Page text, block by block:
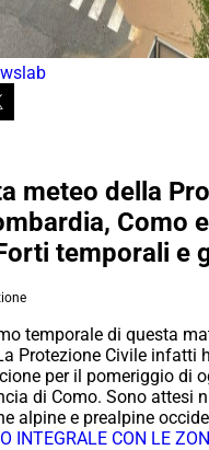
meteo della
Como e
temporali e
temporale di questa
Protezione Civile infatti
per il pomeriggio di
di Como. Sono attesi
alpine e prealpine
INTEGRALE CON LE